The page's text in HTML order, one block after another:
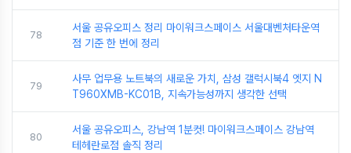
78
서울 공유오피스 정리 마이워크스페이스 서울대벤처타운역
점 기준 한 번에 정리
79
사무 업무용 노트북의 새로운 가치, 삼성 갤럭시북4 엣지 N
T960XMB-KC01B, 지속가능성까지 생각한 선택
80
서울 공유오피스, 강남역 1분컷! 마이워크스페이스 강남역
테헤란로점 솔직 정리